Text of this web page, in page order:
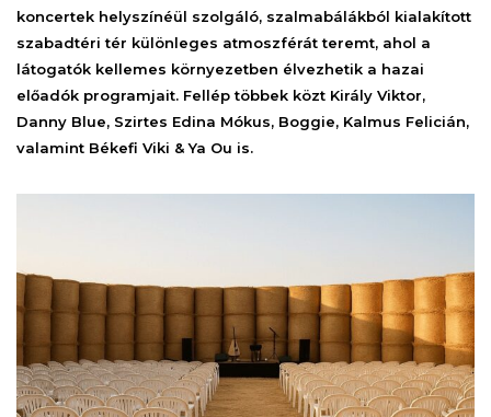
koncertek helyszínéül szolgáló, szalmabálákból kialakított
szabadtéri tér különleges atmoszférát teremt, ahol a
látogatók kellemes környezetben élvezhetik a hazai
előadók programjait. Fellép többek közt Király Viktor,
Danny Blue, Szirtes Edina Mókus, Boggie, Kalmus Felicián,
valamint Békefi Viki & Ya Ou is.